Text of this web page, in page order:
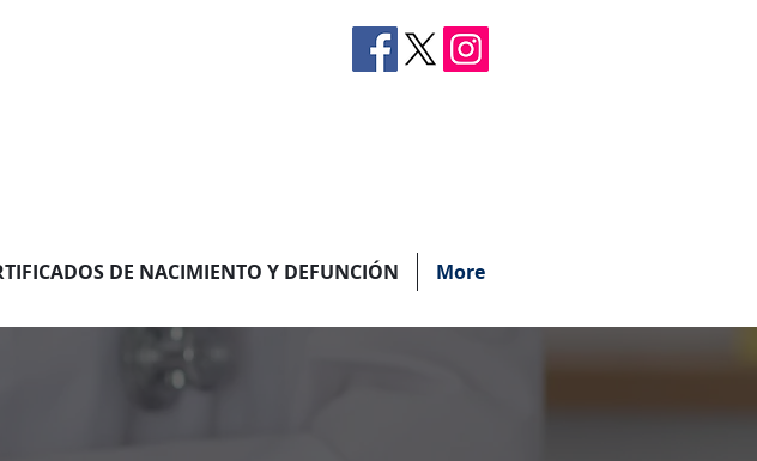
DE NACIMIENTO Y DEFUNCIÓN More